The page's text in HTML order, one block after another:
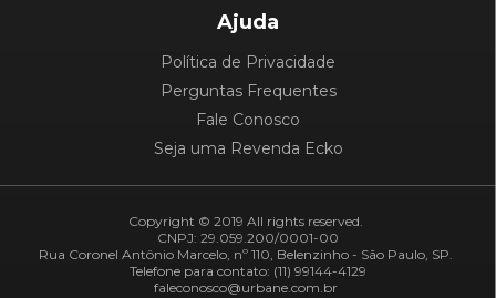
Ajuda
Política de Privacidade
Perguntas Frequentes
Fale Conosco
Seja uma Revenda Ecko
Copyright © 2019 All rights reserved.
CNPJ: 29.059.200/0001-00
Rua Coronel Antônio Marcelo, nº 110, Belenzinho - São Paulo, SP.
Telefone para contato: (11) 99144-4129
faleconosco@urbane.com.br